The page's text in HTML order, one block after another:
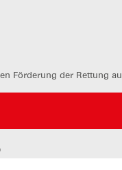
Förderung der Rettung